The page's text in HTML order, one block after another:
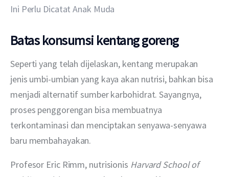
Ini Perlu Dicatat Anak Muda
Batas konsumsi kentang goreng
Seperti yang telah dijelaskan, kentang merupakan
jenis umbi-umbian yang kaya akan nutrisi, bahkan bisa
menjadi alternatif sumber karbohidrat. Sayangnya,
proses penggorengan bisa membuatnya
terkontaminasi dan menciptakan senyawa-senyawa
baru membahayakan.
Profesor Eric Rimm, nutrisionis Harvard School of